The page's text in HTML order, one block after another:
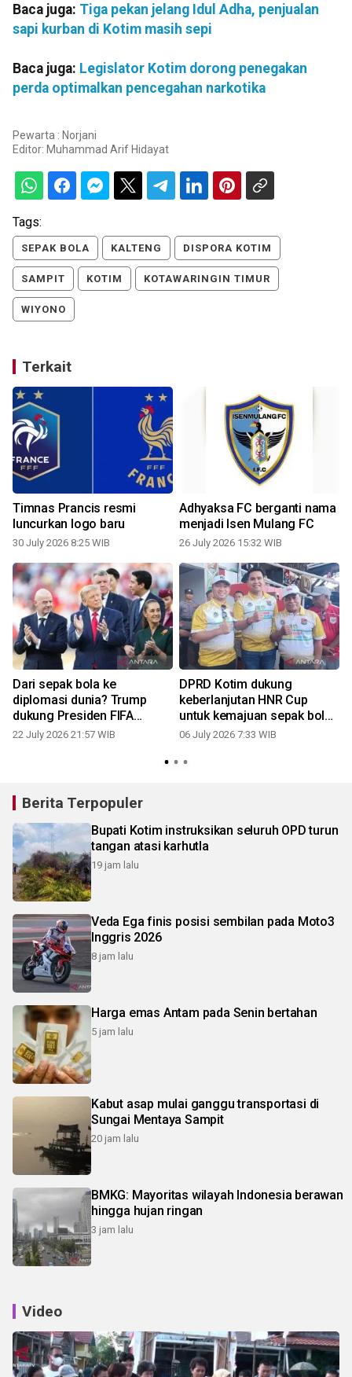
Baca juga: Tiga pekan jelang Idul Adha, penjualan
sapi kurban di Kotim masih sepi
Baca juga: Legislator Kotim dorong penegakan
perda optimalkan pencegahan narkotika
Pewarta : Norjani
Editor: Muhammad Arif Hidayat
Tags:
SEPAK BOLA KALTENG DISPORA KOTIM
SAMPIT KOTIM KOTAWARINGIN TIMUR
WIYONO
Terkait
Timnas Prancis resmi
luncurkan logo baru
30 July 2026 8:25 WIB
Adhyaksa FC berganti nama
menjadi Isen Mulang FC
26 July 2026 15:32 WIB
Dari sepak bola ke
diplomasi dunia? Trump
dukung Presiden FIFA
pimpin PBB
22 July 2026 21:57 WIB
DPRD Kotim dukung
keberlanjutan HNR Cup
untuk kemajuan sepak bola
daerah
06 July 2026 7:33 WIB
Berita Terpopuler
Bupati Kotim instruksikan seluruh OPD turun
tangan atasi karhutla
19 jam lalu
Veda Ega finis posisi sembilan pada Moto3
Inggris 2026
8 jam lalu
Harga emas Antam pada Senin bertahan
5 jam lalu
Kabut asap mulai ganggu transportasi di
Sungai Mentaya Sampit
20 jam lalu
BMKG: Mayoritas wilayah Indonesia berawan
hingga hujan ringan
3 jam lalu
Video